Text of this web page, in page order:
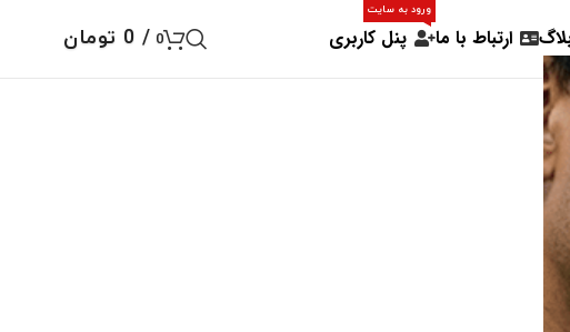
ارتباط با ما پنل کاربری
ورود به سایت
0
/
0 تومان